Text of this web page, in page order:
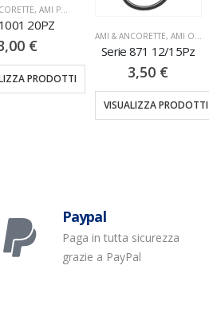
,AMI PALETTA
20PZ
€
PRODOTTI
AMI & ANCORETTE, AMI OCCHIELLO
Serie 871 12/15Pz
3,50 €
VISUALIZZA PRODOTTI
Paypal
Paga in tutta sicurezza
grazie a PayPal